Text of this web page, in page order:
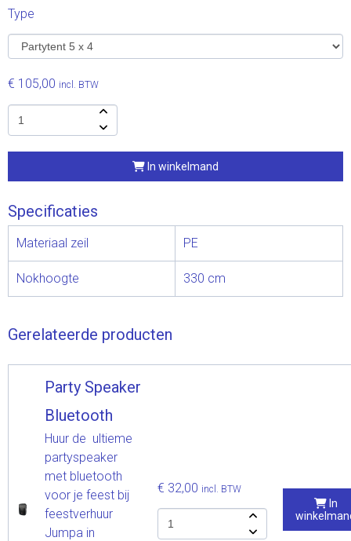
Type
€ 105,00 incl. BTW
In winkelmand
Specificaties
Materiaal zeil PE
Nokhoogte 330 cm
Gerelateerde producten
Party Speaker
Bluetooth
Huur de ultieme
partyspeaker
met bluetooth
voor je feest bij
feestverhuur
Jumpa in
€ 32,00 incl. BTW
In